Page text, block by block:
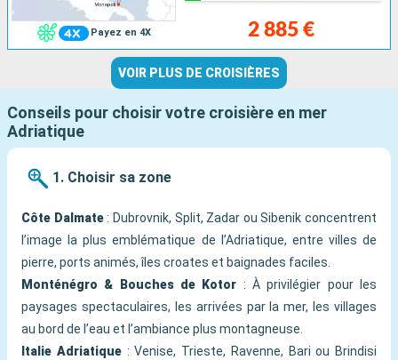
Payez en 4X 2 885 €
VOIR PLUS DE CROISIÈRES
Conseils pour choisir votre croisière en mer
Adriatique
1. Choisir sa zone
Côte Dalmate: Dubrovnik, Split, Zadar ou Sibenik concentrent
l’image la plus emblématique de l’Adriatique, entre villes de
pierre, ports animés, îles croates et baignades faciles.
Monténégro & Bouches de Kotor : À privilégier pour les
paysages spectaculaires, les arrivées par la mer, les villages
au bord de l’eau et l’ambiance plus montagneuse.
Italie Adriatique: Venise, Trieste, Ravenne, Bari ou Brindisi